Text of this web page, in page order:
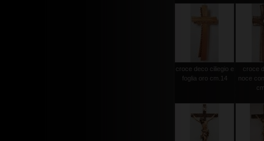
croce deco ciliegio e
foglia oro cm.14
croce
noce